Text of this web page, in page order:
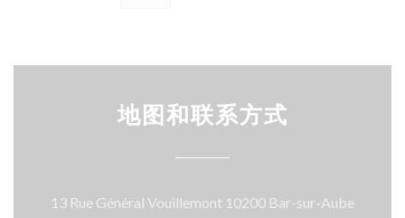
地图和联系方式
13 Rue Général Vouillemont 10200 Bar-sur-Aube